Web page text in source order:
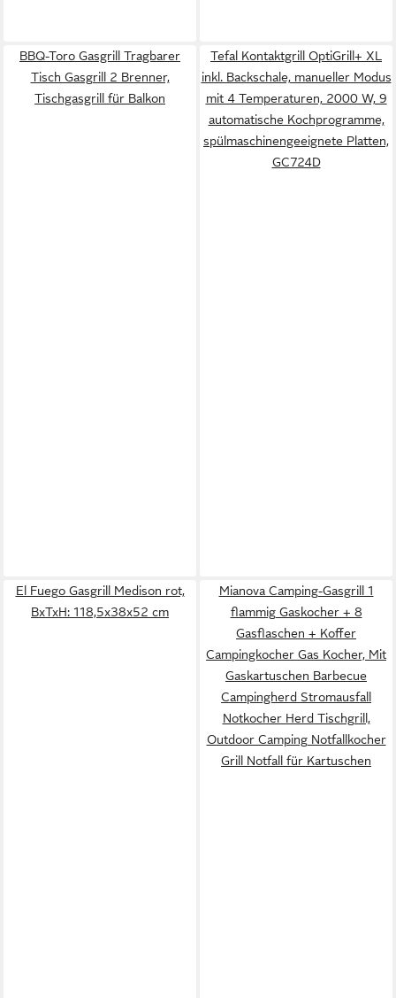
BBQ-Toro Gasgrill Tragbarer
Tisch Gasgrill 2 Brenner,
Tischgasgrill für Balkon
Tefal Kontaktgrill OptiGrill+ XL
inkl. Backschale, manueller Modus
mit 4 Temperaturen, 2000 W, 9
automatische Kochprogramme,
spülmaschinengeeignete Platten,
GC724D
El Fuego Gasgrill Medison rot,
BxTxH: 118,5x38x52 cm
Mianova Camping-Gasgrill 1
flammig Gaskocher + 8
Gasflaschen + Koffer
Campingkocher Gas Kocher, Mit
Gaskartuschen Barbecue
Campingherd Stromausfall
Notkocher Herd Tischgrill,
Outdoor Camping Notfallkocher
Grill Notfall für Kartuschen